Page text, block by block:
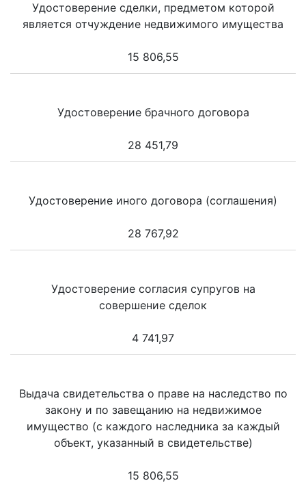
Удостоверение сделки, предметом которой
является отчуждение недвижимого имущества
15 806,55
Удостоверение брачного договора
28 451,79
Удостоверение иного договора (соглашения)
28 767,92
Удостоверение согласия супругов на
совершение сделок
4 741,97
Выдача свидетельства о праве на наследство по
закону и по завещанию на недвижимое
имущество (с каждого наследника за каждый
объект, указанный в свидетельстве)
15 806,55